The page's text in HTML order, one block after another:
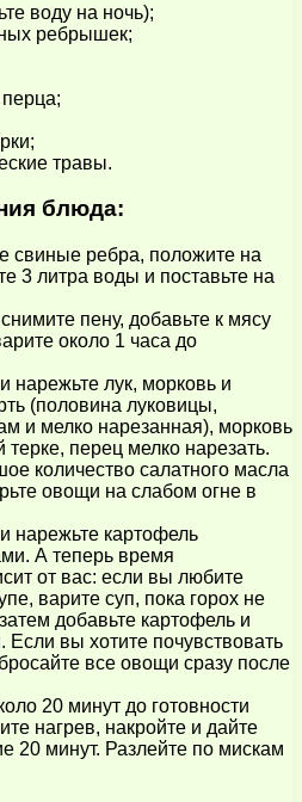
воду на ночь);
ребрышек;
травы.
блюда:
свиные ребра, положите на
3 литра воды и поставьте на
пену, добавьте к мясу
около 1 часа до
нарежьте лук, морковь и
(половина луковицы,
и мелко нарезанная), морковь
терке, перец мелко нарезать.
количество салатного масла
овощи на слабом огне в
нарежьте картофель
А теперь время
от вас: если вы любите
варите суп, пока горох не
добавьте картофель и
вы хотите почувствовать
все овощи сразу после
20 минут до готовности
нагрев, накройте и дайте
20 минут. Разлейте по мискам